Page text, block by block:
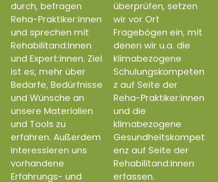
durch, befragen
Reha-Praktiker:innen
und sprechen mit
Rehabilitand:innen
und Expert:innen. Ziel
ist es, mehr über
Bedarfe, Bedürfnisse
und Wünsche an
unsere Materialien
und Tools zu
erfahren. Außerdem
interessieren uns
vorhandene
Erfahrungs- und
überprüfen, setzen
wir vor Ort
Fragebögen ein, mit
denen wir u.a. die
klimabezogene
Schulungskompeten
z auf Seite der
Reha-Praktiker:innen
und die
klimabezogene
Gesundheitskompet
enz auf Seite der
Rehabilitand:innen
erfassen.